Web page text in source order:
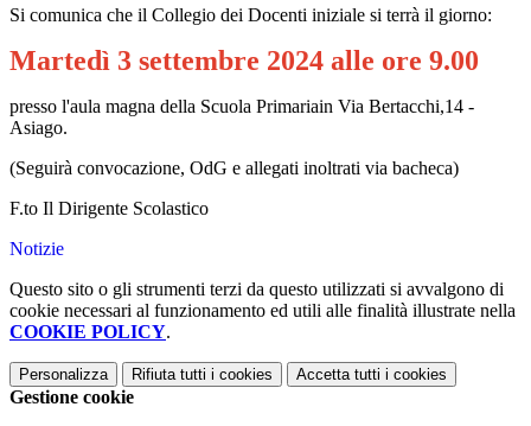
Si comunica che il Collegio dei Docenti iniziale si terrà il giorno:
Martedì 3 settembre 2024 alle ore 9.00
presso l'aula magna della Scuola Primariain Via Bertacchi,14 -
Asiago.
(Seguirà convocazione, OdG e allegati inoltrati via bacheca)
F.to Il Dirigente Scolastico
Notizie
Questo sito o gli strumenti terzi da questo utilizzati si avvalgono di
cookie necessari al funzionamento ed utili alle finalità illustrate nella
COOKIE POLICY.
Personalizza Rifiuta tutti i cookies Accetta tutti i cookies
Gestione cookie